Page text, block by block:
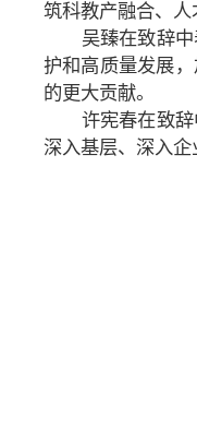
筑科教产融合、
吴臻在致辞
护和高质量发展
的更大贡献。
许宪春在致
深入基层、深入